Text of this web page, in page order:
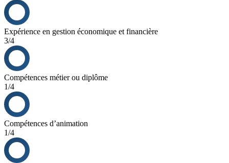
Expérience en gestion économique et financière
3/4
Compétences métier ou diplôme
1/4
Compétences d’animation
1/4